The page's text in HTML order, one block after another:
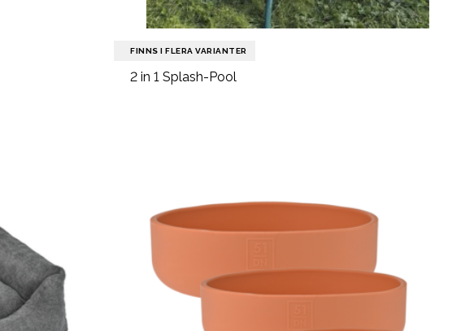
FINNS I FLERA VARIANTER
2 in 1 Splash-Pool